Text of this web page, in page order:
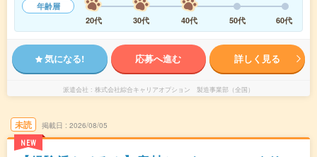
年齢層
20代
30代 40代 50代 60代
気になる! 応募へ進む 詳しく見る
派遣会社 株式会社綜合キャリアオプション 製造事業部（全国）
未読
NEW
掲載日 2026/08/05